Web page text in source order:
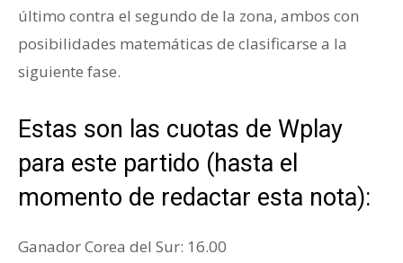
último contra el segundo de la zona, ambos con
posibilidades matemáticas de clasificarse a la
siguiente fase.
Estas son las cuotas de Wplay
para este partido (hasta el
momento de redactar esta nota):
Ganador ‎Corea del Sur: 16.00